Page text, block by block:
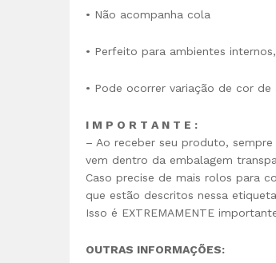
• Não acompanha cola
• Perfeito para ambientes
• Pode ocorrer variação de cor
I M P O R T A N T E :
– Ao receber seu produto,
vem dentro da embalagem
Caso precise de mais rolos para
que estão descritos nessa
Isso é EXTREMAMENTE
OUTRAS INFORMAÇÕES: